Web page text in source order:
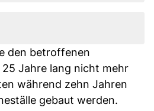
den betroffenen
Jahre lang nicht mehr
während zehn Jahren
gebaut werden.